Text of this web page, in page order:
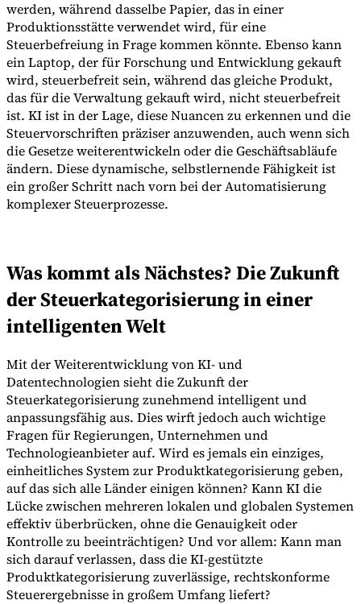
werden, während dasselbe Papier, das in einer
Produktionsstätte verwendet wird, für eine
Steuerbefreiung in Frage kommen könnte. Ebenso kann
ein Laptop, der für Forschung und Entwicklung gekauft
wird, steuerbefreit sein, während das gleiche Produkt,
das für die Verwaltung gekauft wird, nicht steuerbefreit
ist. KI ist in der Lage, diese Nuancen zu erkennen und die
Steuervorschriften präziser anzuwenden, auch wenn sich
die Gesetze weiterentwickeln oder die Geschäftsabläufe
ändern. Diese dynamische, selbstlernende Fähigkeit ist
ein großer Schritt nach vorn bei der Automatisierung
komplexer Steuerprozesse.
Was kommt als Nächstes? Die Zukunft
der Steuerkategorisierung in einer
intelligenten Welt
Mit der Weiterentwicklung von KI- und
Datentechnologien sieht die Zukunft der
Steuerkategorisierung zunehmend intelligent und
anpassungsfähig aus. Dies wirft jedoch auch wichtige
Fragen für Regierungen, Unternehmen und
Technologieanbieter auf. Wird es jemals ein einziges,
einheitliches System zur Produktkategorisierung geben,
auf das sich alle Länder einigen können? Kann KI die
Lücke zwischen mehreren lokalen und globalen Systemen
effektiv überbrücken, ohne die Genauigkeit oder
Kontrolle zu beeinträchtigen? Und vor allem: Kann man
sich darauf verlassen, dass die KI-gestützte
Produktkategorisierung zuverlässige, rechtskonforme
Steuerergebnisse in großem Umfang liefert?